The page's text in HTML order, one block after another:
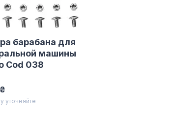
барабана для
машины
Cod 038
уточняйте